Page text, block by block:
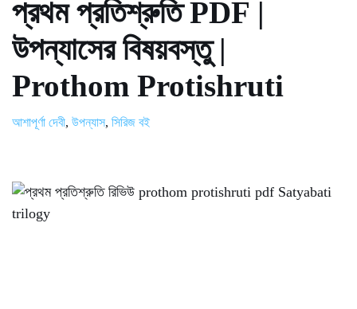
প্রথম প্রতিশ্রুতি PDF |
উপন্যাসের বিষয়বস্তু |
Prothom Protishruti
আশাপূর্ণা দেবী, উপন্যাস, সিরিজ বই